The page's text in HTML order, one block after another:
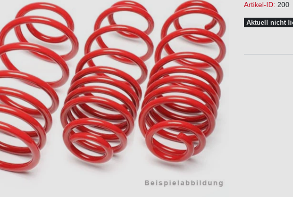
Artikel-ID: 200
Aktuell nicht